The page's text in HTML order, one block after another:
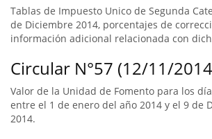
Tablas de Impuesto Unico de Segunda
de Diciembre 2014, porcentajes de
información adicional relacionada con
Circular N°57 (12/11/
Valor de la Unidad de Fomento para los
entre el 1 de enero del año 2014 y el 9 de
2014.